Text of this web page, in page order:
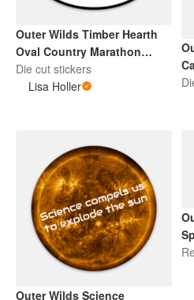
Outer Wilds Timber Hearth
Oval Country Marathon
Sticker Decal
Die cut stickers
Lisa Holler
Outer Wilds Science